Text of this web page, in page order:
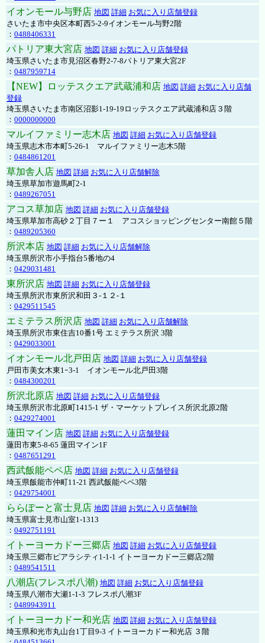
イオンモール与野店 地図 詳細 お気に入り店舗登録
さいたま市中央区本町西5-2-9イオンモール与野2階
： 0488406331
パトリア東大宮店 地図 詳細 お気に入り店舗登録
埼玉県さいたま市見沼区春野2-7-8パトリア東大宮2F
： 0487959714
【NEW】ロッテスクエア武蔵浦和店 地図 詳細 お気に入り店舗
登録
埼玉県さいたま市南区沼影1-19-19ロッテスクエア武蔵浦和店３階
： 0000000000
マルイファミリー志木店 地図 詳細 お気に入り店舗登録
埼玉県志木市本町5-26-1 マルイファミリー志木5階
： 0484861201
草加舎人店 地図 詳細 お気に入り店舗解除
埼玉県草加市遊馬町2-1
： 0489267051
アコス草加店 地図 詳細 お気に入り店舗登録
埼玉県草加市高砂２丁目７ー１ アコスショッピングセンター南館５階
： 0489205360
所沢本店 地図 詳細 お気に入り店舗解除
埼玉県所沢市小手指台5番地の4
： 0429031481
東所沢店 地図 詳細 お気に入り店舗登録
埼玉県所沢市東所沢和田３-１２-１
： 0429511545
エミテラス所沢店 地図 詳細 お気に入り店舗解除
埼玉県所沢市東住吉10番1号 エミテラス所沢 3階
： 0429033001
イオンモール北戸田店 地図 詳細 お気に入り店舗登録
戸田市美女木東1ｰ3‐1 イオンモール北戸田3階
： 0484300201
所沢北原店 地図 詳細 お気に入り店舗登録
埼玉県所沢市北原町1415-1 ザ・マーケットプレイス所沢北原2階
： 0429274001
蓮田マイン店 地図 詳細 お気に入り店舗登録
蓮田市東5-8-65 蓮田マイン1F
： 0487651291
西武飯能ペペ店 地図 詳細 お気に入り店舗登録
埼玉県飯能市仲町11-21 西武飯能ペペ3階
： 0429754001
ららぽーと富士見店 地図 詳細 お気に入り店舗解除
埼玉県富士見市山室1-1313
： 0492751191
イトーヨーカドー三郷店 地図 詳細 お気に入り店舗登録
埼玉県三郷市ピアラシティ1-1-1 イトーヨーカドー三郷店2階
： 0489541511
八潮店(フレスポ八潮) 地図 詳細 お気に入り店舗登録
埼玉県八潮市大瀬1-1-3 フレスポ八潮3F
： 0489943911
イトーヨーカドー和光店 地図 詳細 お気に入り店舗登録
埼玉県和光市丸山台1丁目9-3 イトーヨーカドー和光店 ３階